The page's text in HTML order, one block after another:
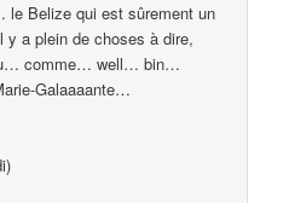
Belize qui est sûrement un
y a plein de choses à dire,
comme… well… bin…
Galaaaante…